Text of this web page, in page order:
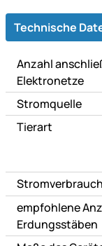
Technische
Technische
Anzahl
Elektronetze
Stromquelle
Tierart
Stromverbrauch
empfohlene
Erdungsstäben